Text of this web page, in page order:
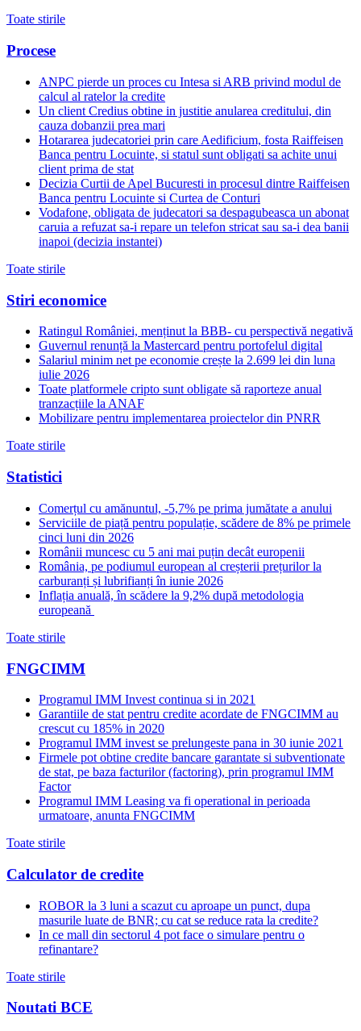
Toate stirile
Procese
ANPC pierde un proces cu Intesa si ARB privind modul de
calcul al ratelor la credite
Un client Credius obtine in justitie anularea creditului, din
cauza dobanzii prea mari
Hotararea judecatoriei prin care Aedificium, fosta Raiffeisen
Banca pentru Locuinte, si statul sunt obligati sa achite unui
client prima de stat
Decizia Curtii de Apel Bucuresti in procesul dintre Raiffeisen
Banca pentru Locuinte si Curtea de Conturi
Vodafone, obligata de judecatori sa despagubeasca un abonat
caruia a refuzat sa-i repare un telefon stricat sau sa-i dea banii
inapoi (decizia instantei)
Toate stirile
Stiri economice
Ratingul României, menținut la BBB- cu perspectivă negativă
Guvernul renunță la Mastercard pentru portofelul digital
Salariul minim net pe economie crește la 2.699 lei din luna
iulie 2026
Toate platformele cripto sunt obligate să raporteze anual
tranzacțiile la ANAF
Mobilizare pentru implementarea proiectelor din PNRR
Toate stirile
Statistici
Comerțul cu amănuntul, -5,7% pe prima jumătate a anului
Serviciile de piață pentru populație, scădere de 8% pe primele
cinci luni din 2026
Românii muncesc cu 5 ani mai puțin decât europenii
România, pe podiumul european al creșterii prețurilor la
carburanți și lubrifianți în iunie 2026
Inflația anuală, în scădere la 9,2% după metodologia
europeană
Toate stirile
FNGCIMM
Programul IMM Invest continua si in 2021
Garantiile de stat pentru credite acordate de FNGCIMM au
crescut cu 185% in 2020
Programul IMM invest se prelungeste pana in 30 iunie 2021
Firmele pot obtine credite bancare garantate si subventionate
de stat, pe baza facturilor (factoring), prin programul IMM
Factor
Programul IMM Leasing va fi operational in perioada
urmatoare, anunta FNGCIMM
Toate stirile
Calculator de credite
ROBOR la 3 luni a scazut cu aproape un punct, dupa
masurile luate de BNR; cu cat se reduce rata la credite?
In ce mall din sectorul 4 pot face o simulare pentru o
refinantare?
Toate stirile
Noutati BCE